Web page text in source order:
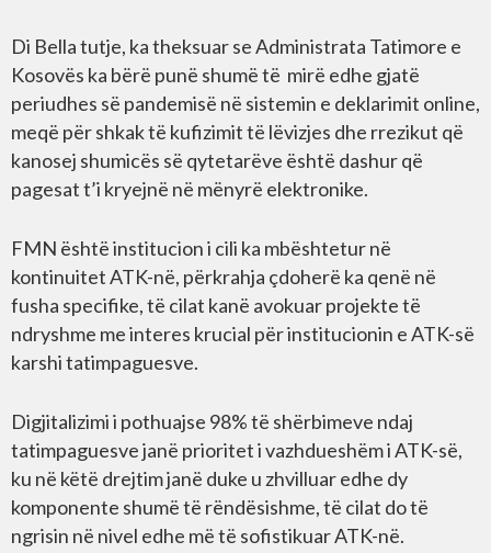
Di Bella tutje, ka theksuar se Administrata Tatimore e
Kosovës ka bërë punë shumë të mirë edhe gjatë
periudhes së pandemisë në sistemin e deklarimit online,
meqë për shkak të kufizimit të lëvizjes dhe rrezikut që
kanosej shumicës së qytetarëve është dashur që
pagesat t’i kryejnë në mënyrë elektronike.
FMN është institucion i cili ka mbështetur në
kontinuitet ATK-në, përkrahja çdoherë ka qenë në
fusha specifike, të cilat kanë avokuar projekte të
ndryshme me interes krucial për institucionin e ATK-së
karshi tatimpaguesve.
Digjitalizimi i pothuajse 98% të shërbimeve ndaj
tatimpaguesve janë prioritet i vazhdueshëm i ATK-së,
ku në këtë drejtim janë duke u zhvilluar edhe dy
komponente shumë të rëndësishme, të cilat do të
ngrisin në nivel edhe më të sofistikuar ATK-në.